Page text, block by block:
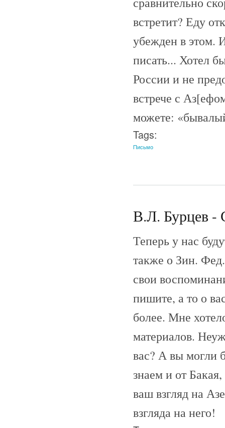
встретит? Еду
убежден в этом.
писать... Хотел
России и не
встрече с
можете:
Tags:
Письмо
В.Л. Бурцев -
Теперь у нас
также о Зин.
свои
пишите, а то о
более. Мне
материалов.
вас? А вы могли
знаем и от
ваш взгляд на
взгляда на него!